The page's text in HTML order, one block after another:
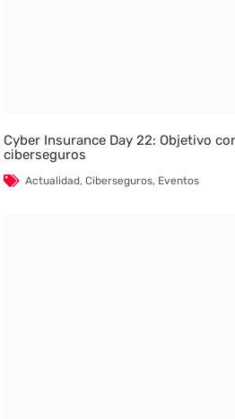
Cyber Insurance Day 22: Objetivo
ciberseguros
Actualidad,Ciberseguros, Eventos